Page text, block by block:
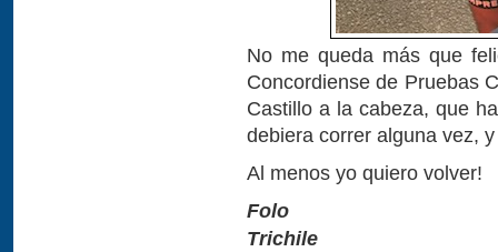
No me queda más que
Concordiense de Pruebas
Castillo a la cabeza, que
debiera correr alguna vez,
Al menos yo quiero volver!
Folo
Trichile